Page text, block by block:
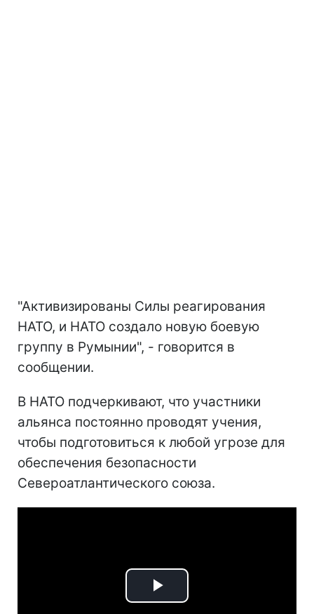
"Активизированы Силы реагирования
НАТО, и НАТО создало новую боевую
группу в Румынии", - говорится в
сообщении.
В НАТО подчеркивают, что участники
альянса постоянно проводят учения,
чтобы подготовиться к любой угрозе для
обеспечения безопасности
Североатлантического союза.
Play